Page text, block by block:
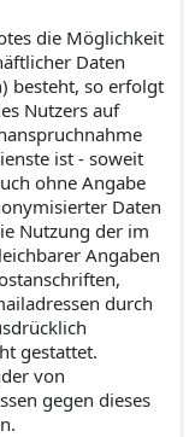
die Möglichkeit
Daten
besteht, so erfolgt
Nutzers auf
ist - soweit
ohne Angabe
Daten
Nutzung der im
Angaben
durch
gestattet.
von
gegen dieses